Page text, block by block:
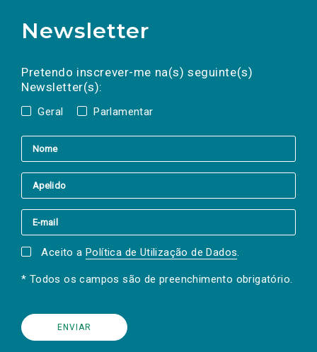
Newsletter
Pretendo inscrever-me na(s) seguinte(s)
Newsletter(s):
Geral Parlamentar
a(s) newsletter(s).
mail
Aceito a Política de Utilização de Dados.
* Todos os campos são de preenchimento obrigatório.